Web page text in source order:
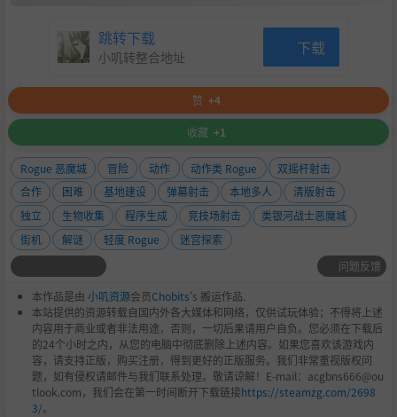
跳转下载
小叽转整合地址 下载
赞 +4
收藏 +1
Rogue 恶魔城 冒险 动作 动作类 Rogue
双摇杆射击
合作
困难 基地建设 弹幕射击 本地多人
清版射击
独立
生物收集 程序生成 竞技场射击
类银河战士恶魔城
街机
解谜 轻度 Rogue
迷宫探索
问题反馈
本作品是由 小叽资源会员Chobits's 搬运作品.
本站提供的资源转载自国内外各大媒体和网络，仅供试玩体验；不得将上述
内容用于商业或者非法用途，否则，一切后果请用户自负。您必须在下载后
的24个小时之内，从您的电脑中彻底删除上述内容。如果您喜欢该游戏内
容，请支持正版，购买注册，得到更好的正版服务。我们非常重视版权问
题，如有侵权请邮件与我们联系处理。敬请谅解！E-mail：acgbns666@ou
tlook.com，我们会在第一时间断开下载链接https://steamzg.com/2698
3/。